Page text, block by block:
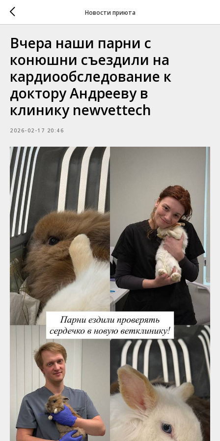
Новости приюта
Вчера наши парни с
конюшни съездили на
кардиообследование к
доктору Андрееву в
клинику newvettech
2026-02-17 20:46